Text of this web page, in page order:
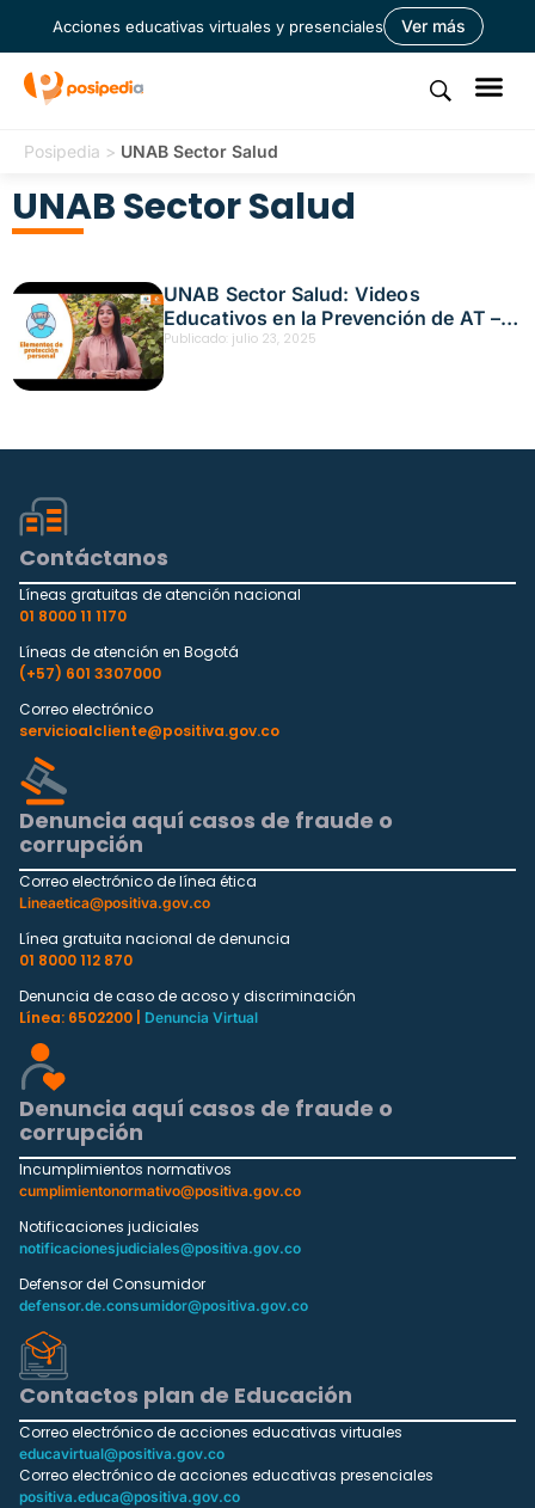
Acciones educativas virtuales y presenciales Ver más
Posipedia > UNAB Sector Salud
UNAB Sector Salud
UNAB Sector Salud: Videos
Educativos en la Prevención de AT –
Unidades de Diálisis
Publicado: julio 23, 2025
Contáctanos
Líneas gratuitas de atención nacional
01 8000 11 1170
Líneas de atención en Bogotá
(+57) 601 3307000
Correo electrónico
servicioalcliente@positiva.gov.co
Denuncia aquí casos de fraude o
corrupción
Correo electrónico de línea ética
Lineaetica@positiva.gov.co
Línea gratuita nacional de denuncia
01 8000 112 870
Denuncia de caso de acoso y discriminación
Línea: 6502200 |
Denuncia Virtual
Denuncia aquí casos de fraude o
corrupción
Incumplimientos normativos
cumplimientonormativo@positiva.gov.co
Notificaciones judiciales
notificacionesjudiciales@positiva.gov.co
Defensor del Consumidor
defensor.de.consumidor@positiva.gov.co
Contactos plan de Educación
Correo electrónico de acciones educativas virtuales
educavirtual@positiva.gov.co
Correo electrónico de acciones educativas presenciales
positiva.educa@positiva.gov.co